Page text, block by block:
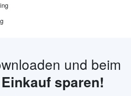
und beim
Einkauf sparen!